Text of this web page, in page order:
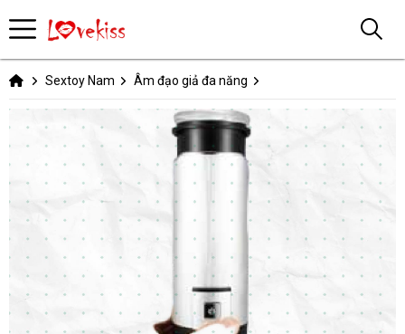
Sextoy Nam Âm đạo giả đa năng